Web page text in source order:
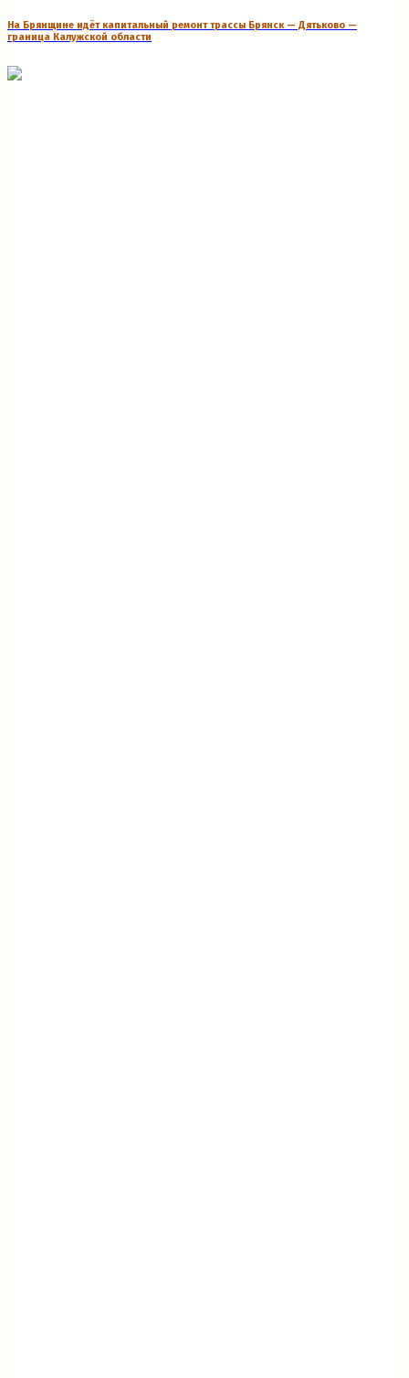
На Брянщине идёт капитальный ремонт трассы Брянск — Дятьково —
граница Калужской области